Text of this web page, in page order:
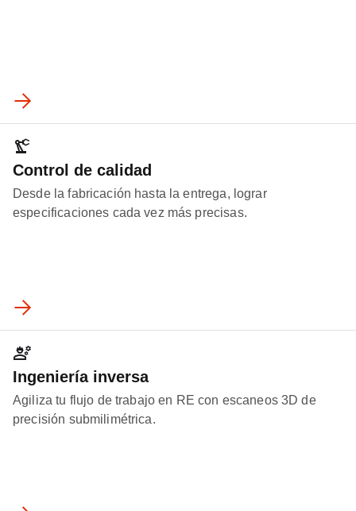
Control de calidad
Desde la fabricación hasta la entrega, lograr
especificaciones cada vez más precisas.
Ingeniería inversa
Agiliza tu flujo de trabajo en RE con escaneos 3D de
precisión submilimétrica.